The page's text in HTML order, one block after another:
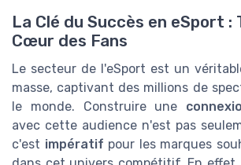
La Clé du Succès en eSport :
Cœur des Fans
Le secteur de l'eSport est un
masse, captivant des millions de
le monde. Construire une
avec cette audience n'est pas
c'est impératif pour les marques